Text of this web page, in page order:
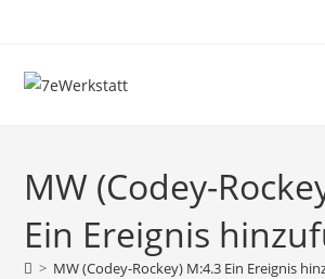
springen
MW (Codey-
Ein Ereignis
> MW (Codey-Rockey) M:4.3 Ein Ereignis